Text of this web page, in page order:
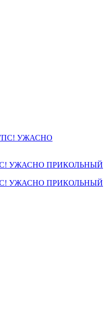
УПС! УЖАСНО ПРИКОЛЬНЫЙ
УПС! УЖАСНО ПРИКОЛЬНЫЙ